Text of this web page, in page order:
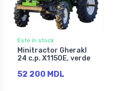
Este în stock
Minitractor Gherakl
24 c.p. X1150E, verde
52 200 MDL